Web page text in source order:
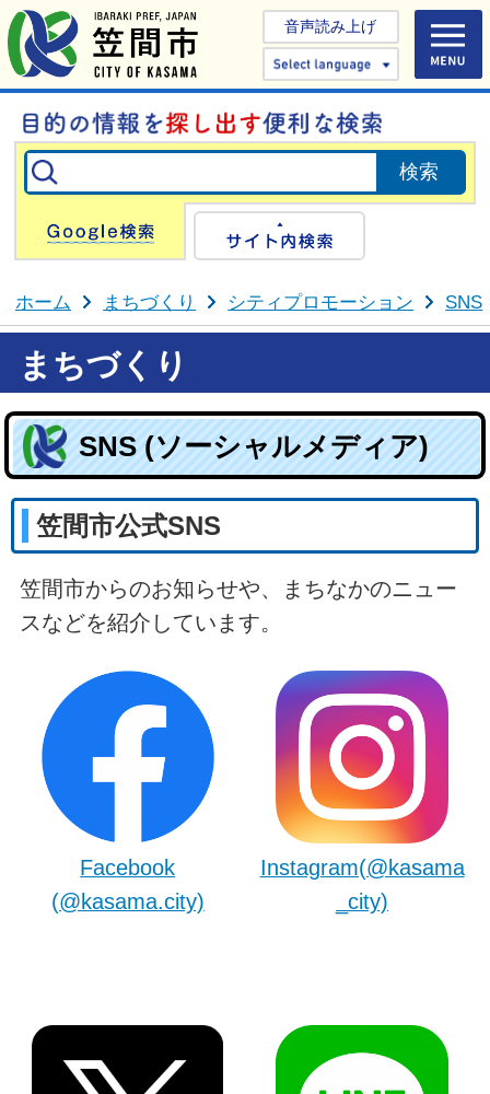
音声読み上げ
Select
Google検索
ホーム まちづくり シティプロモーション SNS
まちづくり
SNS (ソーシャルメディア)
笠間市公式SNS
笠間市からのお知らせや、まちなかのニュー
スなどを紹介しています。
Facebook
(@kasama.city)
Instagram(@kasama
_city)